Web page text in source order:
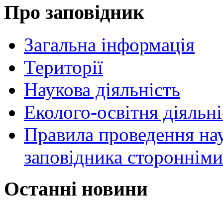
Про заповідник
Загальна інформація
Території
Наукова діяльність
Еколого-освітня
Правила проведення
заповідника
Останні новини